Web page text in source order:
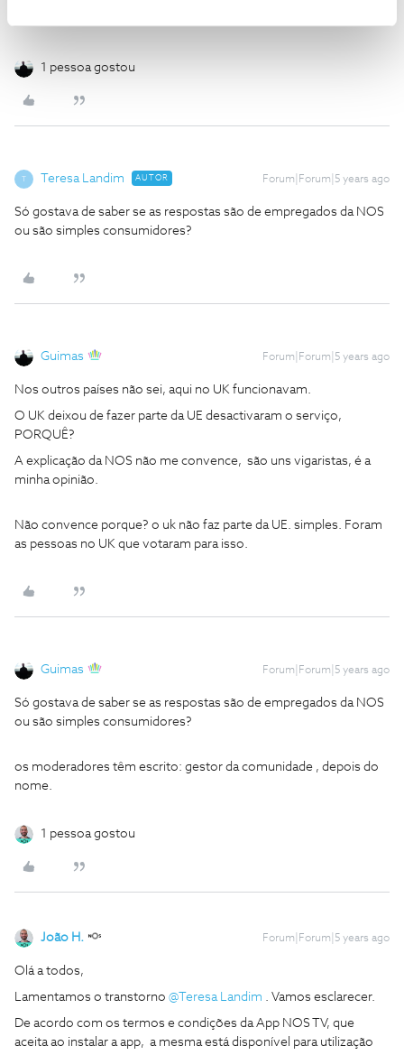
1 pessoa gostou
T Teresa Landim AUTOR Forum|Forum|5 years ago
Só gostava de saber se as respostas são de empregados da NOS
ou são simples consumidores?
Guimas Forum|Forum|5 years ago
Nos outros países não sei, aqui no UK funcionavam.
O UK deixou de fazer parte da UE desactivaram o serviço,
PORQUÊ?
A explicação da NOS não me convence, são uns vigaristas, é a
minha opinião.
Não convence porque? o uk não faz parte da UE. simples. Foram
as pessoas no UK que votaram para isso.
Guimas Forum|Forum|5 years ago
Só gostava de saber se as respostas são de empregados da NOS
ou são simples consumidores?
os moderadores têm escrito: gestor da comunidade , depois do
nome.
1 pessoa gostou
João H. Forum|Forum|5 years ago
Olá a todos,
Lamentamos o transtorno @Teresa Landim . Vamos esclarecer.
De acordo com os termos e condições da App NOS TV, que
aceita ao instalar a app, a mesma está disponível para utilização